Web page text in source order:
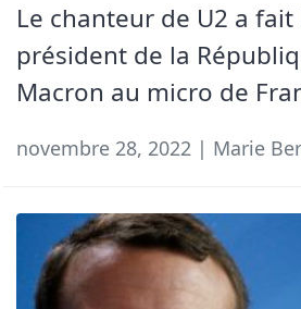
Le chanteur de U2 a fait
président de la
Macron au micro de
novembre 28, 2022 | Marie